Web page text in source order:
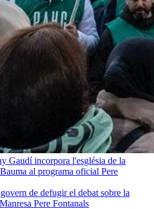
Gaudí incorpora l'església de la
al programa oficial Pere
de defugir el debat sobre la
Pere Fontanals